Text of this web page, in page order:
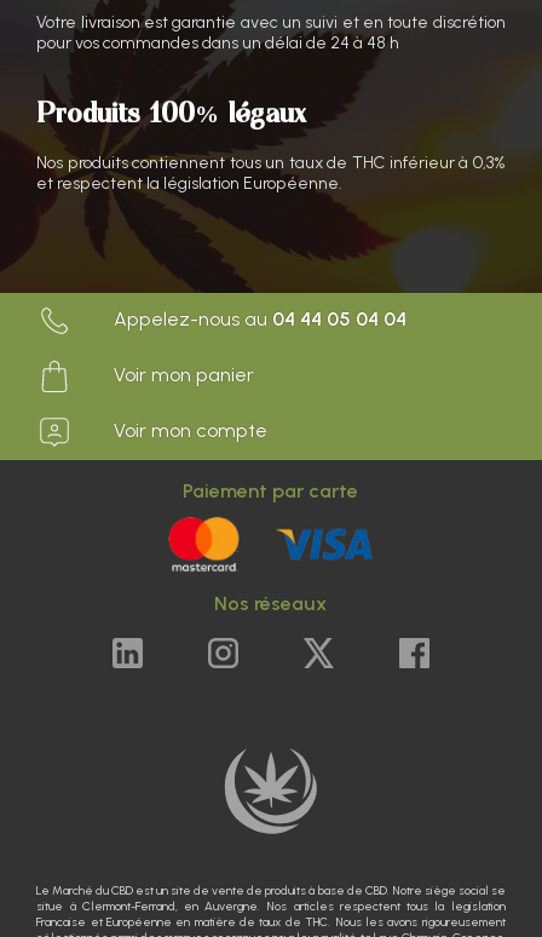
Votre livraison est garantie avec un suivi et en toute discrétion
pour vos commandes dans un délai de 24 à 48 h
Produits 100% légaux
Nos produits contiennent tous un taux de THC inférieur à 0,3%
et respectent la législation Européenne.
Appelez-nous au 04 44 05 04 04
Voir mon panier
Voir mon compte
Paiement par carte
Nos réseaux
Le Marché du CBD est un site de vente de produits à base de CBD. Notre siège social se
situe à Clermont-Ferrand, en Auvergne. Nos articles respectent tous la legislation
Francaise et Européenne en matière de taux de THC. Nous les avons rigoureusement